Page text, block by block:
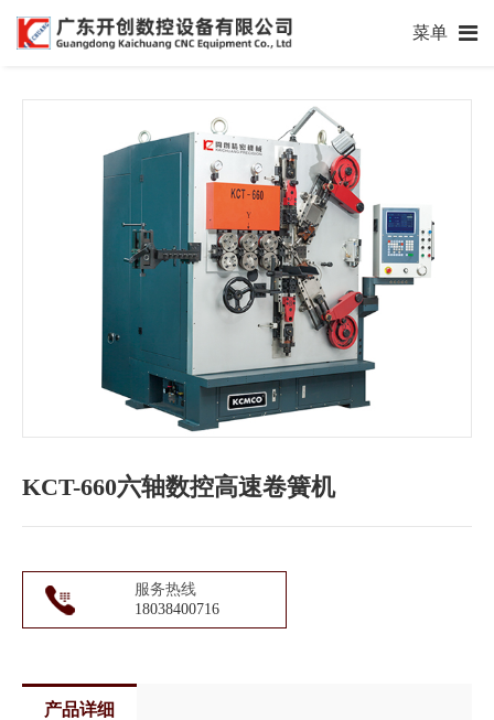
菜单
KCT-660六轴数控高速卷簧机
服务热线
18038400716
产品详细